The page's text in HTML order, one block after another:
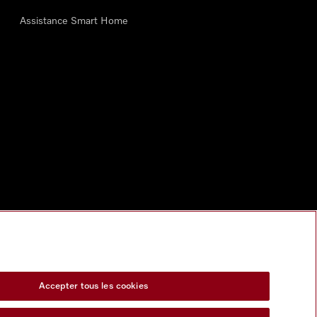
Assistance Smart Home
Accepter tous les cookies